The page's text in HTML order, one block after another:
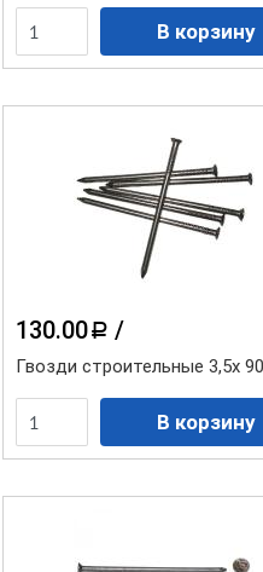
130.00 a /
Гвозди строительные 3,5х 90